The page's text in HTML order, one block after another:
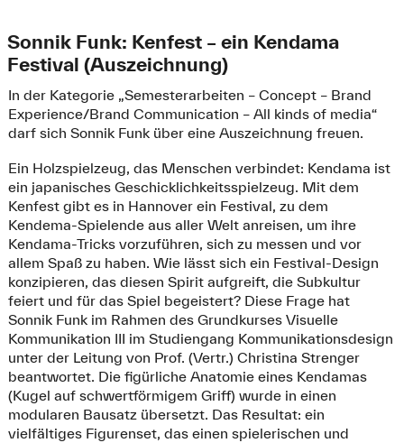
Sonnik Funk: Kenfest – ein Kendama
Festival (Auszeichnung)
In der Kategorie „Semesterarbeiten – Concept – Brand
Experience/Brand Communication – All kinds of media“
darf sich Sonnik Funk über eine Auszeichnung freuen.
Ein Holzspielzeug, das Menschen verbindet: Kendama ist
ein japanisches Geschicklichkeitsspielzeug. Mit dem
Kenfest gibt es in Hannover ein Festival, zu dem
Kendema-Spielende aus aller Welt anreisen, um ihre
Kendama-Tricks vorzuführen, sich zu messen und vor
allem Spaß zu haben. Wie lässt sich ein Festival-Design
konzipieren, das diesen Spirit aufgreift, die Subkultur
feiert und für das Spiel begeistert? Diese Frage hat
Sonnik Funk im Rahmen des Grundkurses Visuelle
Kommunikation III im Studiengang Kommunikationsdesign
unter der Leitung von Prof. (Vertr.) Christina Strenger
beantwortet. Die figürliche Anatomie eines Kendamas
(Kugel auf schwertförmigem Griff) wurde in einen
modularen Bausatz übersetzt. Das Resultat: ein
vielfältiges Figurenset, das einen spielerischen und